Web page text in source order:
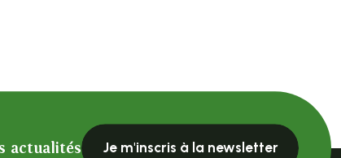
actualités Je m'inscris à la newsletter